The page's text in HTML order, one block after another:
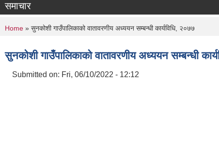
समाचार
You are here
Home » सुनकोशी गाउँपालिकाको वातावरणीय अध्ययन सम्बन्धी कार्यविधि, २०७७
सुनकोशी गाउँपालिकाको वातावरणीय अध्ययन सम्बन्धी
Submitted on: Fri, 06/10/2022 - 12:12